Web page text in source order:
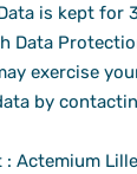
is kept for
Data
exercise
by
Actemium